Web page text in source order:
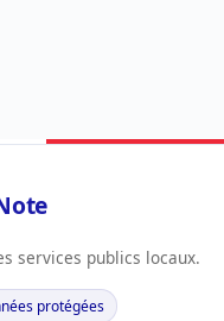
services publics locaux.
protégées